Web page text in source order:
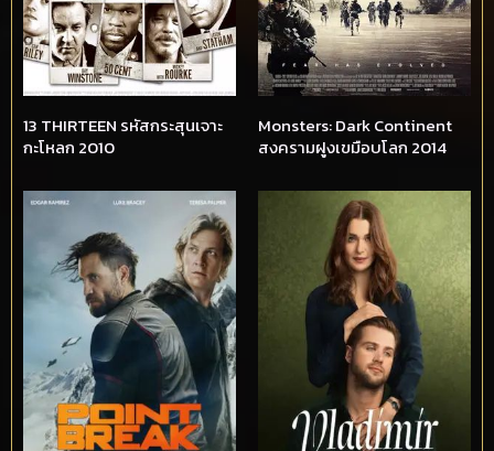
13 THIRTEEN รหัสกระสุนเจาะ
กะโหลก 2010
Monsters: Dark Continent
สงครามฝูงเขมือบโลก 2014